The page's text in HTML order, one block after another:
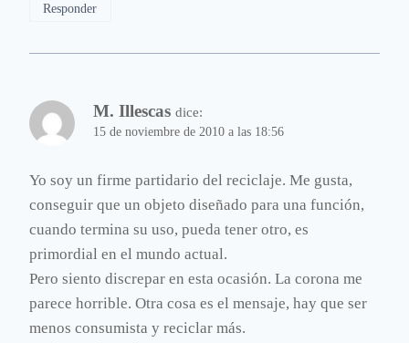
Responder
M. Illescas dice:
15 de noviembre de 2010 a las 18:56
Yo soy un firme partidario del reciclaje. Me gusta,
conseguir que un objeto diseñado para una función,
cuando termina su uso, pueda tener otro, es
primordial en el mundo actual.
Pero siento discrepar en esta ocasión. La corona me
parece horrible. Otra cosa es el mensaje, hay que ser
menos consumista y reciclar más.